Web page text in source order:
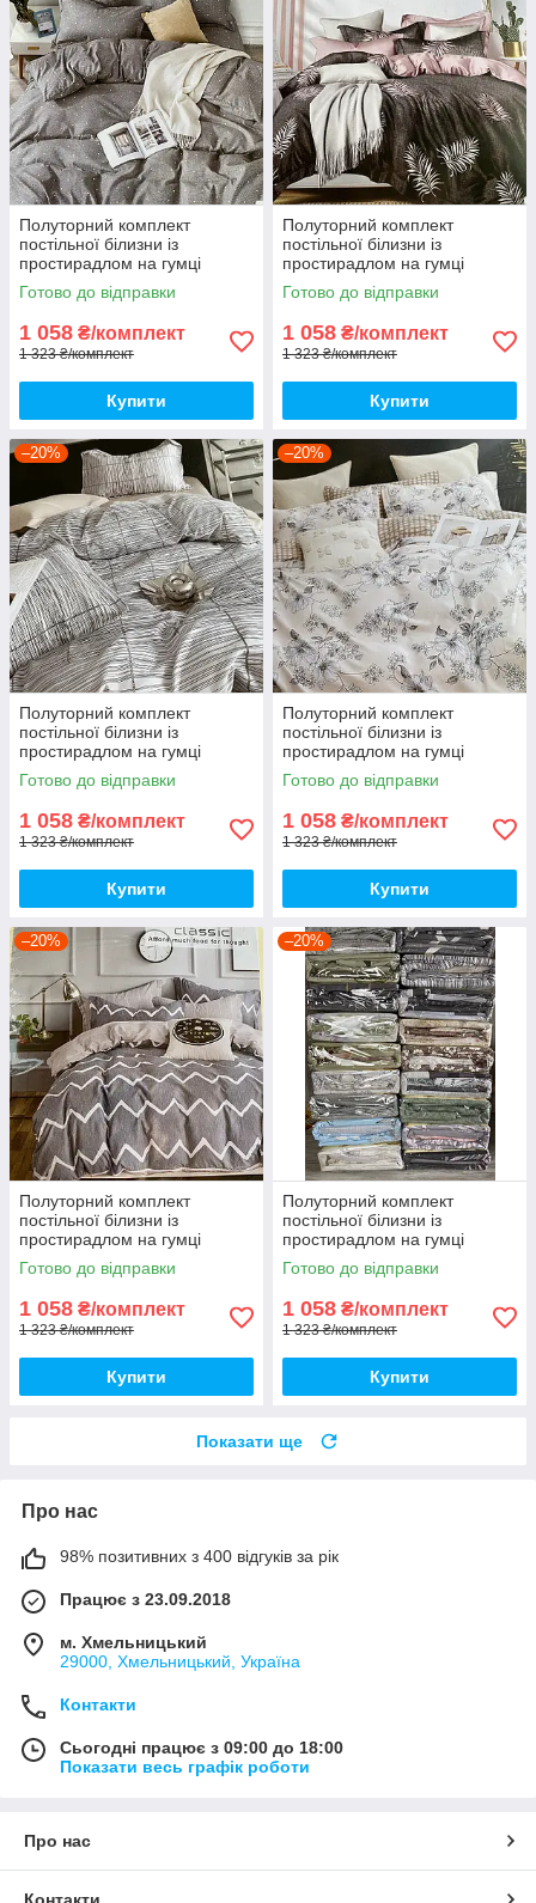
Полуторний комплект
постільної білизни із
простирадлом на гумці
150*220см. Постільна білизна
з фланелі
Готово до відправки
1 058 ₴/комплект
1 323 ₴/комплект
Купити
Полуторний комплект
постільної білизни із
простирадлом на гумці
150*220см. Постільна білизна
з фланелі
Готово до відправки
1 058 ₴/комплект
1 323 ₴/комплект
Купити
–20%
Полуторний комплект
постільної білизни із
простирадлом на гумці
150*220см. Постільна білизна
з фланелі
Готово до відправки
1 058 ₴/комплект
1 323 ₴/комплект
Купити
–20%
Полуторний комплект
постільної білизни із
простирадлом на гумці
150*220см. Постільна білизна
з фланелі
Готово до відправки
1 058 ₴/комплект
1 323 ₴/комплект
Купити
–20%
Полуторний комплект
постільної білизни із
простирадлом на гумці
150*220см. Постільна білизна
з фланелі
Готово до відправки
1 058 ₴/комплект
1 323 ₴/комплект
Купити
–20%
Полуторний комплект
постільної білизни із
простирадлом на гумці
150*220см. Постільна білизна
з фланелі
Готово до відправки
1 058 ₴/комплект
1 323 ₴/комплект
Купити
Показати ще
Про нас
98% позитивних з 400 відгуків за рік
Працює з 23.09.2018
м. Хмельницький
29000, Хмельницький, Україна
Контакти
Сьогодні працює з 09:00 до 18:00
Показати весь графік роботи
Про нас